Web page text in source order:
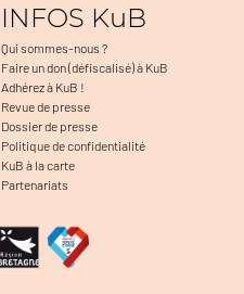
INFOS KuB
Qui sommes-nous ?
Faire un don (défiscalisé) à KuB
Adhérez à KuB !
Revue de presse
Dossier de presse
Politique de confidentialité
KuB à la carte
Partenariats